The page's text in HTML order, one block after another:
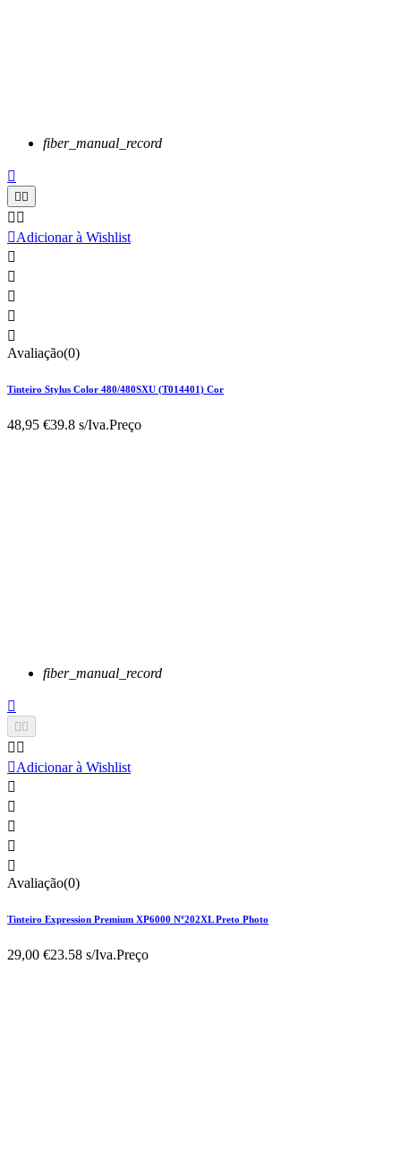
fiber_manual_record

 
 
Adicionar à Wishlist





Avaliação(0)
Tinteiro Stylus Color 480/480SXU (T014401) Cor
48,95 €39.8 s/Iva.Preço
fiber_manual_record

 
 
Adicionar à Wishlist





Avaliação(0)
Tinteiro Expression Premium XP6000 Nº202XL Preto Photo
29,00 €23.58 s/Iva.Preço